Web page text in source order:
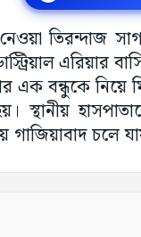
তিরন্দাজ
এরিয়ার
এক বন্ধুকে নিয়ে
স্থানীয়
চলে